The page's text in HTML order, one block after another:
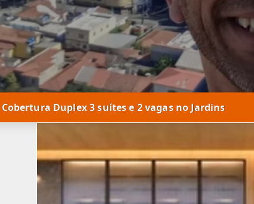
Cobertura Duplex 3 suítes e 2 vagas no Jardins